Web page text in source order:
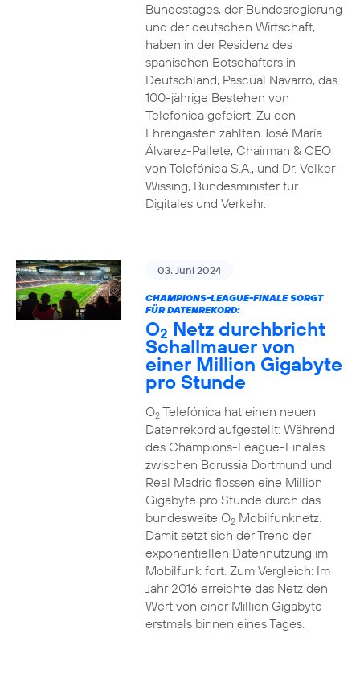
Bundestages, der Bundesregierung
und der deutschen Wirtschaft,
haben in der Residenz des
spanischen Botschafters in
Deutschland, Pascual Navarro, das
100-jährige Bestehen von
Telefónica gefeiert. Zu den
Ehrengästen zählten José María
Álvarez-Pallete, Chairman & CEO
von Telefónica S.A., und Dr. Volker
Wissing, Bundesminister für
Digitales und Verkehr.
03. Juni 2024
CHAMPIONS-LEAGUE-FINALE SORGT
FÜR DATENREKORD:
O2 Netz durchbricht
Schallmauer von
einer Million Gigabyte
pro Stunde
O2Telefónica hat einen neuen
Datenrekord aufgestellt: Während
des Champions-League-Finales
zwischen Borussia Dortmund und
Real Madrid flossen eine Million
Gigabyte pro Stunde durch das
bundesweite O2Mobilfunknetz.
Damit setzt sich der Trend der
exponentiellen Datennutzung im
Mobilfunk fort. Zum Vergleich: Im
Jahr 2016 erreichte das Netz den
Wert von einer Million Gigabyte
erstmals binnen eines Tages.